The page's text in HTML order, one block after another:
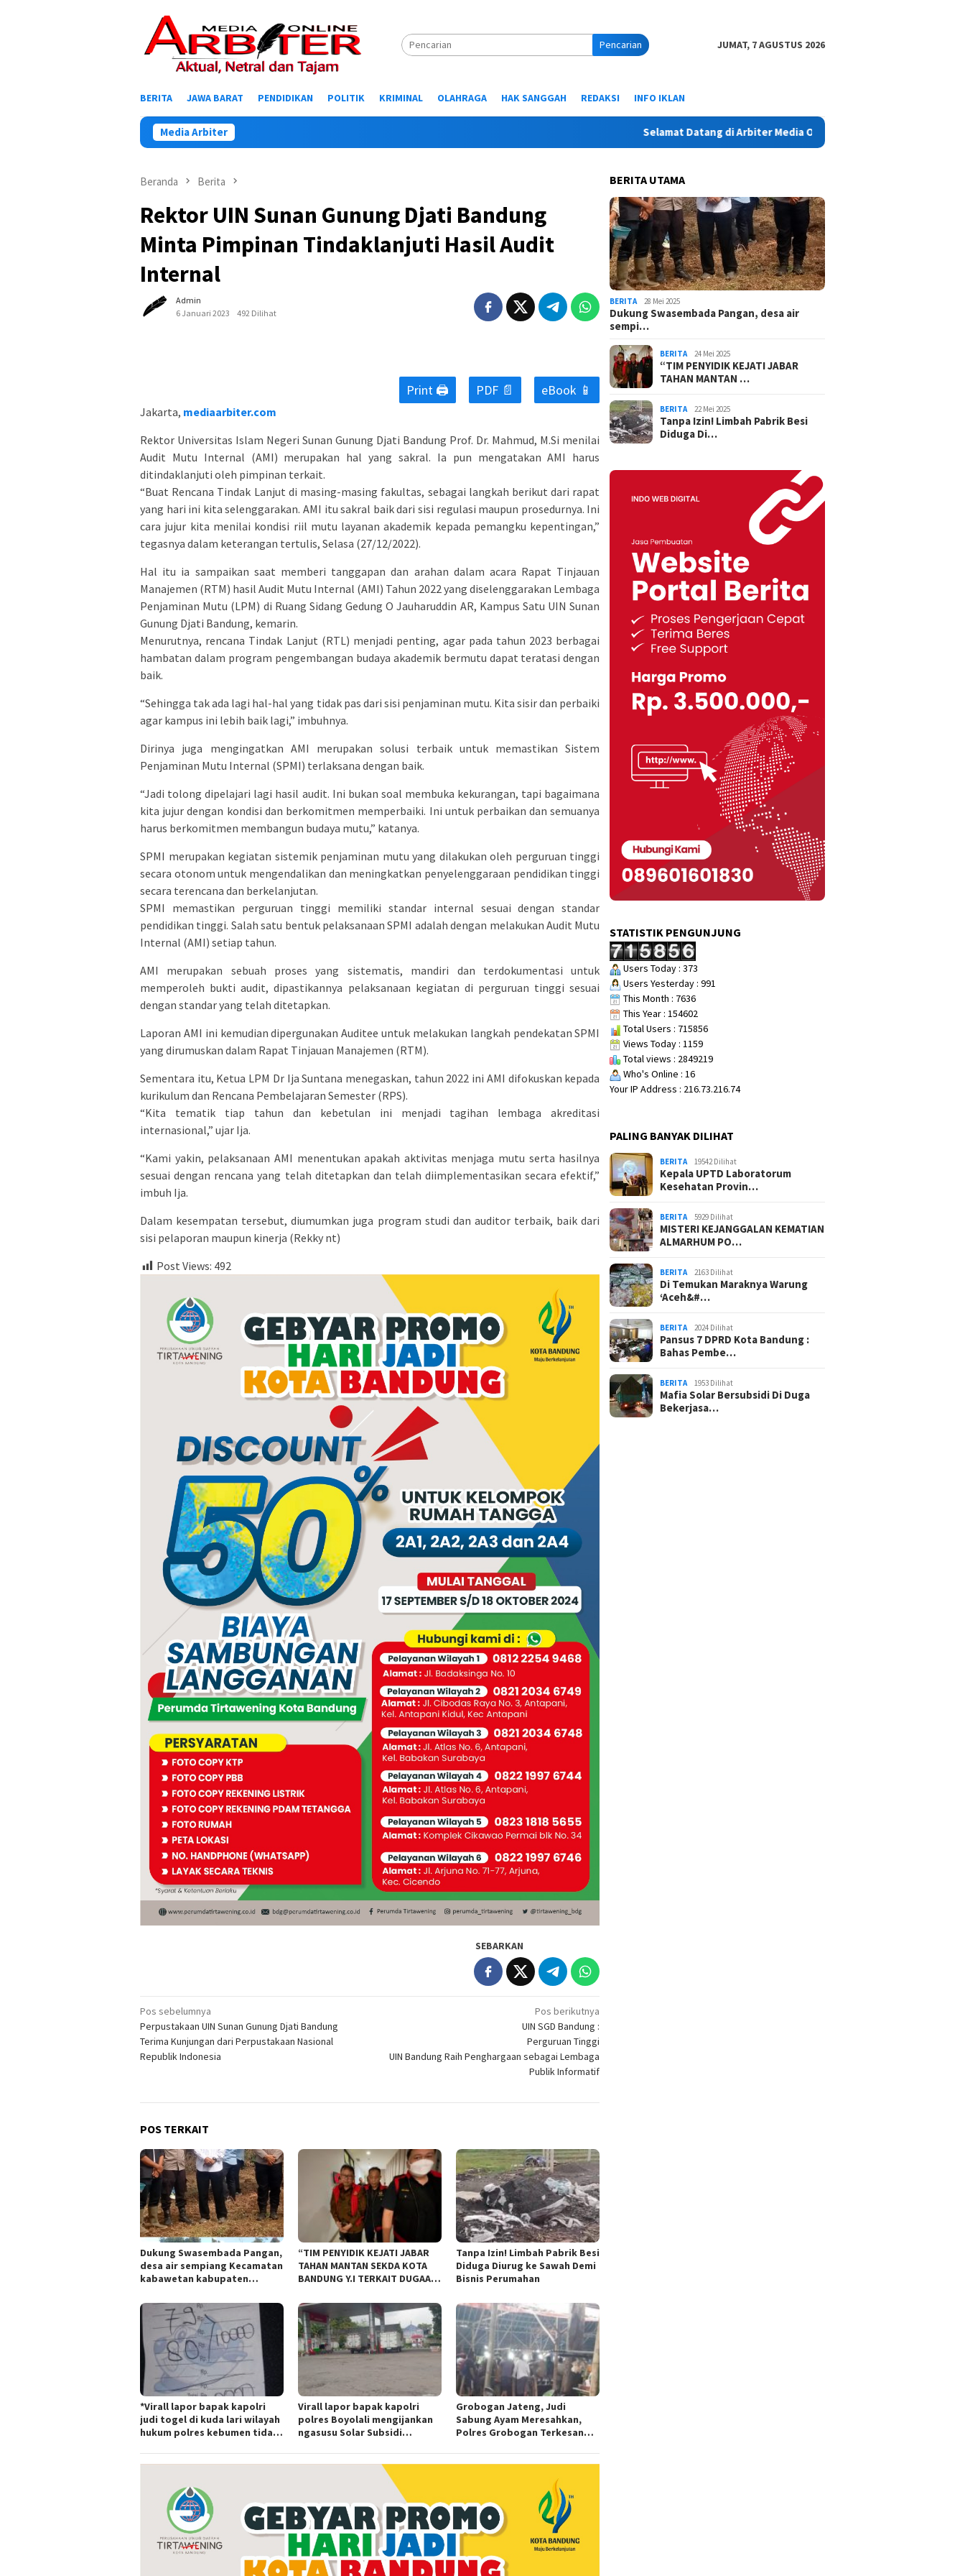
Pencarian JUMAT, 7 AGUSTUS 2026
BERITA JAWA BARAT PENDIDIKAN POLITIK KRIMINAL OLAHRAGA HAK SANGGAH REDAKSI INFO IKLAN
Media Arbiter Selamat Datang di Arbiter Media Online - Aktual, Netral dan Tajam
Beranda Berita
Rektor UIN Sunan Gunung Djati Bandung
Minta Pimpinan Tindaklanjuti Hasil Audit
Internal
Admin
6 Januari 2023
492 Dilihat
Print 🖨 PDF 📄 eBook 📱
Jakarta, mediaarbiter.com
Rektor Universitas Islam Negeri Sunan Gunung Djati Bandung Prof. Dr. Mahmud, M.Si menilai
Audit Mutu Internal (AMI) merupakan hal yang sakral. Ia pun mengatakan AMI harus
ditindaklanjuti oleh pimpinan terkait.
“Buat Rencana Tindak Lanjut di masing-masing fakultas, sebagai langkah berikut dari rapat
yang hari ini kita selenggarakan. AMI itu sakral baik dari sisi regulasi maupun prosedurnya. Ini
cara jujur kita menilai kondisi riil mutu layanan akademik kepada pemangku kepentingan,”
tegasnya dalam keterangan tertulis, Selasa (27/12/2022).
Hal itu ia sampaikan saat memberi tanggapan dan arahan dalam acara Rapat Tinjauan
Manajemen (RTM) hasil Audit Mutu Internal (AMI) Tahun 2022 yang diselenggarakan Lembaga
Penjaminan Mutu (LPM) di Ruang Sidang Gedung O Jauharuddin AR, Kampus Satu UIN Sunan
Gunung Djati Bandung, kemarin.
Menurutnya, rencana Tindak Lanjut (RTL) menjadi penting, agar pada tahun 2023 berbagai
hambatan dalam program pengembangan budaya akademik bermutu dapat teratasi dengan
baik.
“Sehingga tak ada lagi hal-hal yang tidak pas dari sisi penjaminan mutu. Kita sisir dan perbaiki
agar kampus ini lebih baik lagi,” imbuhnya.
Dirinya juga mengingatkan AMI merupakan solusi terbaik untuk memastikan Sistem
Penjaminan Mutu Internal (SPMI) terlaksana dengan baik.
“Jadi tolong dipelajari lagi hasil audit. Ini bukan soal membuka kekurangan, tapi bagaimana
kita jujur dengan kondisi dan berkomitmen memperbaiki. Ini untuk perbaikan dan semuanya
harus berkomitmen membangun budaya mutu,” katanya.
SPMI merupakan kegiatan sistemik penjaminan mutu yang dilakukan oleh perguruan tinggi
secara otonom untuk mengendalikan dan meningkatkan penyelenggaraan pendidikan tinggi
secara terencana dan berkelanjutan.
SPMI memastikan perguruan tinggi memiliki standar internal sesuai dengan standar
pendidikan tinggi. Salah satu bentuk pelaksanaan SPMI adalah dengan melakukan Audit Mutu
Internal (AMI) setiap tahun.
AMI merupakan sebuah proses yang sistematis, mandiri dan terdokumentasi untuk
memperoleh bukti audit, dipastikannya pelaksanaan kegiatan di perguruan tinggi sesuai
dengan standar yang telah ditetapkan.
Laporan AMI ini kemudian dipergunakan Auditee untuk melakukan langkah pendekatan SPMI
yang dirumuskan dalam Rapat Tinjauan Manajemen (RTM).
Sementara itu, Ketua LPM Dr Ija Suntana menegaskan, tahun 2022 ini AMI difokuskan kepada
kurikulum dan Rencana Pembelajaran Semester (RPS).
“Kita tematik tiap tahun dan kebetulan ini menjadi tagihan lembaga akreditasi
internasional,” ujar Ija.
“Kami yakin, pelaksanaan AMI menentukan apakah aktivitas menjaga mutu serta hasilnya
sesuai dengan rencana yang telah ditetapkan dan telah diimplementasikan secara efektif,”
imbuh Ija.
Dalam kesempatan tersebut, diumumkan juga program studi dan auditor terbaik, baik dari
sisi pelaporan maupun kinerja (Rekky nt)
Post Views: 492
SEBARKAN
Navigasi
pos
Pos sebelumnya
Perpustakaan UIN Sunan Gunung Djati Bandung
Terima Kunjungan dari Perpustakaan Nasional
Republik Indonesia
Pos berikutnya
UIN SGD Bandung :
Perguruan Tinggi
UIN Bandung Raih Penghargaan sebagai Lembaga
Publik Informatif
POS TERKAIT
Dukung Swasembada Pangan,
desa air sempiang Kecamatan
kabawetan kabupaten
JagungRabu 28 mei 2025
“TIM PENYIDIK KEJATI JABAR
TAHAN MANTAN SEKDA KOTA
BANDUNG Y.I TERKAIT DUGAAN
BANDUNG”.
Tanpa Izin! Limbah Pabrik Besi
Diduga Diurug ke Sawah Demi
Bisnis Perumahan
*Virall lapor bapak kapolri
judi togel di kuda lari wilayah
hukum polres kebumen tidak
Virall lapor bapak kapolri
polres Boyolali mengijankan
ngasusu Solar Subsidi
Grobogan Jateng, Judi
Sabung Ayam Meresahkan,
Polres Grobogan Terkesan
BERITA UTAMA
BERITA 28 Mei 2025
Dukung Swasembada Pangan, desa air
sempi…
BERITA 24 Mei 2025
“TIM PENYIDIK KEJATI JABAR
TAHAN MANTAN …
BERITA 22 Mei 2025
Tanpa Izin! Limbah Pabrik Besi
Diduga Di…
STATISTIK PENGUNJUNG
Users Today : 373
Users Yesterday : 991
This Month : 7636
This Year : 154602
Total Users : 715856
Views Today : 1159
Total views : 2849219
Who's Online : 16
Your IP Address : 216.73.216.74
PALING BANYAK DILIHAT
BERITA 19542 Dilihat
Kepala UPTD Laboratorum
Kesehatan Provin…
BERITA 5929 Dilihat
MISTERI KEJANGGALAN KEMATIAN
ALMARHUM PO…
BERITA 2163 Dilihat
Di Temukan Maraknya Warung
‘Aceh&#…
BERITA 2024 Dilihat
Pansus 7 DPRD Kota Bandung :
Bahas Pembe…
BERITA 1953 Dilihat
Mafia Solar Bersubsidi Di Duga
Bekerjasa…